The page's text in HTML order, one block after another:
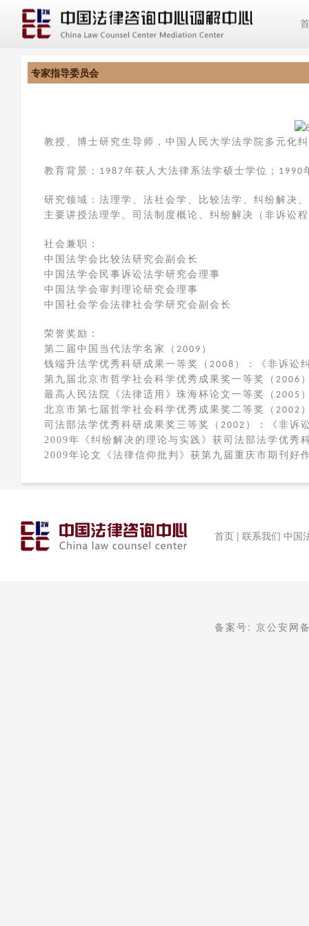
专家指导委员会
教授、博士研究生导师，中国人民大学法学院多元化
教育背景： 1987年获人大法律系法学硕士学位； 1990
研究领域：法理学、法社会学、比较法学、纠纷解决
主要讲授法理学、司法制度概论、纠纷解决（非诉讼
社会兼职：
中国法学会比较法研究会副会长
中国法学会民事诉讼法学研究会理事
中国法学会审判理论研究会理事
中国社会学会法律社会学研究会副会长
荣誉奖励：
第二届中国当代法学名家（ 2009 ）
钱端升法学优秀科研成果一等奖（ 2008 ）：《非诉讼
第九届北京市哲学社会科学优秀成果奖一等奖（ 2006
最高人民法院《法律适用》珠海杯论文一等奖（ 2005
北京市第七届哲学社会科学优秀成果奖二等奖（ 2002
司法部法学优秀科研成果奖三等奖（ 2002 ）：《非诉
2009年《纠纷解决的理论与实践》获司法部法学优秀
2009年论文《法律信仰批判》获第九届重庆市期刊好
首页 | 联系我们 中国
备案号: 京公安网